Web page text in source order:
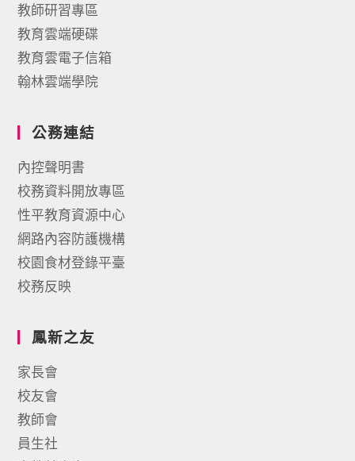
教師研習專區
教育雲端硬碟
教育雲電子信箱
翰林雲端學院
公務連結
內控聲明書
校務資料開放專區
性平教育資源中心
網路內容防護機構
校園食材登錄平臺
校務反映
鳳新之友
家長會
校友會
教師會
員生社